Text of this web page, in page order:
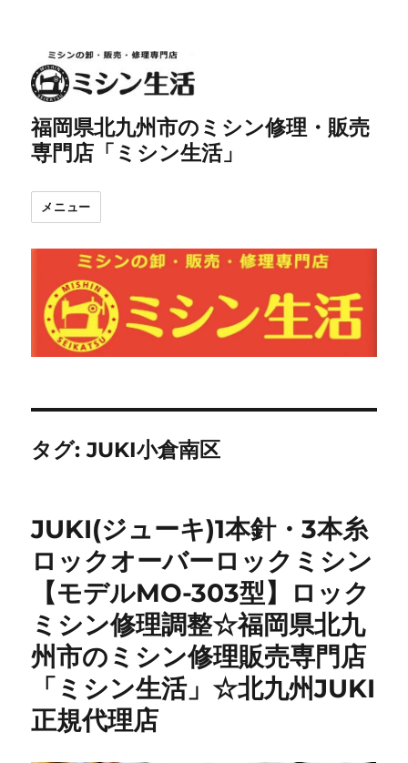
福岡県北九州市のミシン修理・販売
専門店「ミシン生活」
メニュー
タグ:JUKI小倉南区
JUKI(ジューキ)1本針・3本糸
ロックオーバーロックミシン
【モデルMO-303型】ロック
ミシン修理調整☆福岡県北九
州市のミシン修理販売専門店
「ミシン生活」☆北九州JUKI
正規代理店